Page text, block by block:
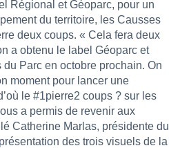
Régional et Géoparc, pour un
du territoire, les Causses
deux coups. « Cela fera deux
a obtenu le label Géoparc et
Parc en octobre prochain. On
moment pour lancer une
le #1pierre2 coups ? sur les
a permis de revenir aux
Catherine Marlas, présidente du
des trois visuels de la